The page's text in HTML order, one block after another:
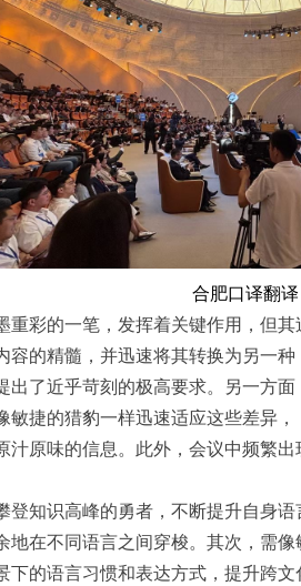
合肥口译翻译
彩的一笔，发挥着关键作用，但
容的精髓，并迅速将其转换为另一种
了近乎苛刻的极高要求。另一方
捷的猎豹一样迅速适应这些差异，
原味的信息。此外，会议中频繁
知识高峰的勇者，不断提升自身
在不同语言之间穿梭。其次，需像
的语言习惯和表达方式，提升跨